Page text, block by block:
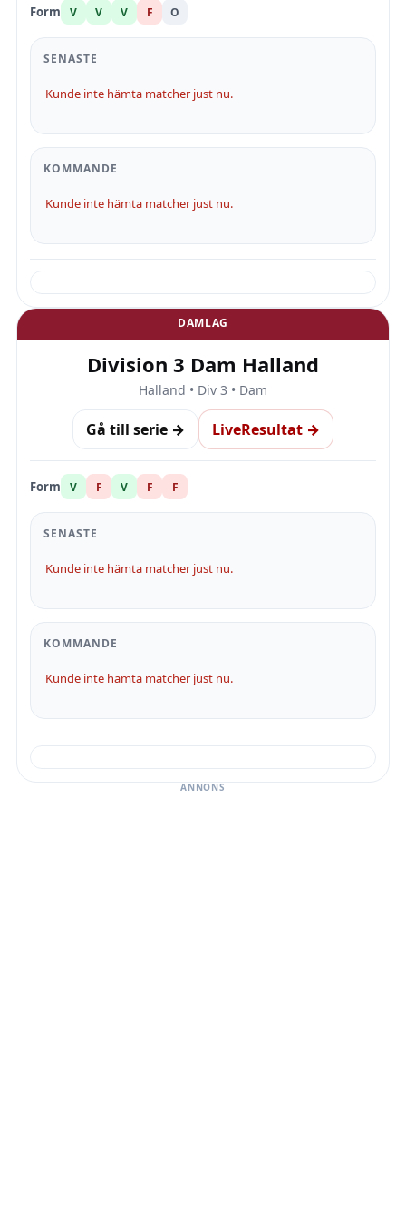
Form V V V F O
SENASTE
Kunde inte hämta matcher just nu.
KOMMANDE
Kunde inte hämta matcher just nu.
DAMLAG
Division 3 Dam Halland
Halland • Div 3 • Dam
Gå till serie → LiveResultat →
Form V F V F F
SENASTE
Kunde inte hämta matcher just nu.
KOMMANDE
Kunde inte hämta matcher just nu.
ANNONS